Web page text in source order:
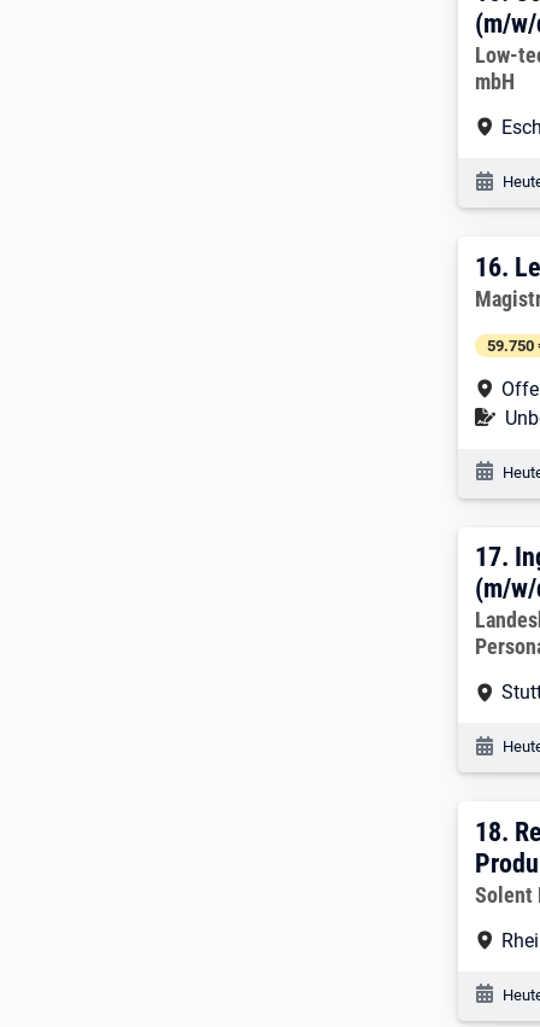
(m/
Low-
mbH
16.
16.
59.750
17.
17.
(m/
18.
18.
Solent